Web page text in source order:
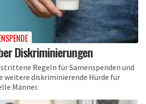
Diskriminierungen
Regeln für Samenspenden und
weitere diskriminierende Hürde für
Männer.